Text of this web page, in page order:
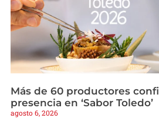
Más de 60 productores
presencia en ‘Sabor Toledo’
agosto 6, 2026